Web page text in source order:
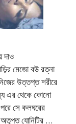
দাও
মেজো বউ রত্না
উত্তপ্ত শরীরে
এর থেকে কোনো
সে কলঘরের
যোনিটির …